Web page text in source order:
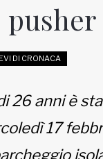
DI CRONACA
26 anni è
17